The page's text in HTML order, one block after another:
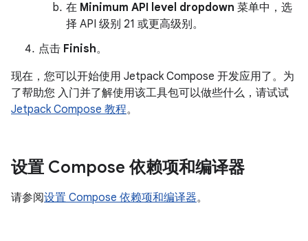
在 Minimum API level dropdown 菜单中，选
择 API 级别 21 或更高级别。
点击 Finish。
现在，您可以开始使用 Jetpack Compose 开发应用了。为
了帮助您 入门并了解使用该工具包可以做些什么，请试试
Jetpack Compose 教程。
设置 Compose 依赖项和编译器
请参阅设置 Compose 依赖项和编译器。